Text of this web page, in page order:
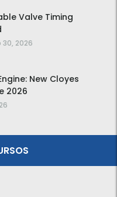
Valve Timing
30, 2026
New Cloyes
2026